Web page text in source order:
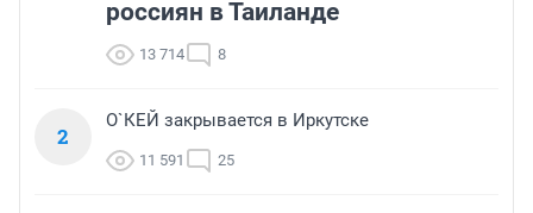
россиян в Таиланде
13 714 8
2
О`КЕЙ закрывается в Иркутске
11 591 25